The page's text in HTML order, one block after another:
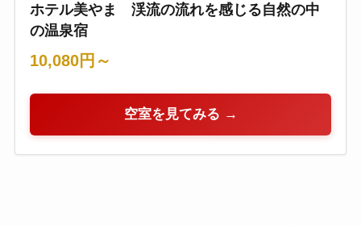
ホテル美やま 渓流の流れを感じる自然の中
の温泉宿
10,080円～
空室を見てみる →